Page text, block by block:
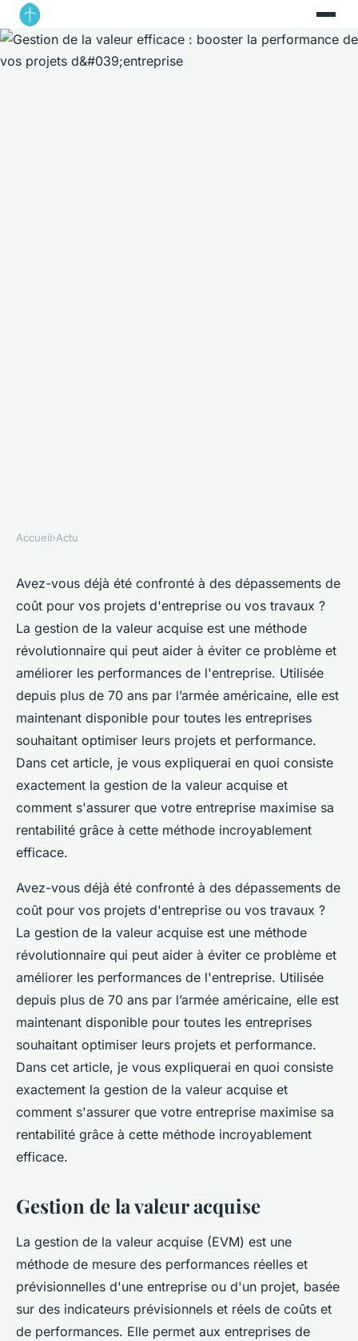
Gestion de la valeur efficace :
booster la performance de vos
projets d'entreprise
clarice•18 avril 2023•4 min de lecture
Accueil›Actu
Avez-vous déjà été confronté à des dépassements de
coût pour vos projets d'entreprise ou vos travaux ?
La gestion de la valeur acquise est une méthode
révolutionnaire qui peut aider à éviter ce problème et
améliorer les performances de l'entreprise. Utilisée
depuis plus de 70 ans par l’armée américaine, elle est
maintenant disponible pour toutes les entreprises
souhaitant optimiser leurs projets et performance.
Dans cet article, je vous expliquerai en quoi consiste
exactement la gestion de la valeur acquise et
comment s'assurer que votre entreprise maximise sa
rentabilité grâce à cette méthode incroyablement
efficace.
Avez-vous déjà été confronté à des dépassements de
coût pour vos projets d'entreprise ou vos travaux ?
La gestion de la valeur acquise est une méthode
révolutionnaire qui peut aider à éviter ce problème et
améliorer les performances de l'entreprise. Utilisée
depuis plus de 70 ans par l’armée américaine, elle est
maintenant disponible pour toutes les entreprises
souhaitant optimiser leurs projets et performance.
Dans cet article, je vous expliquerai en quoi consiste
exactement la gestion de la valeur acquise et
comment s'assurer que votre entreprise maximise sa
rentabilité grâce à cette méthode incroyablement
efficace.
Gestion de la valeur acquise
La gestion de la valeur acquise (EVM) est une
méthode de mesure des performances réelles et
prévisionnelles d'une entreprise ou d'un projet, basée
sur des indicateurs prévisionnels et réels de coûts et
de performances. Elle permet aux entreprises de